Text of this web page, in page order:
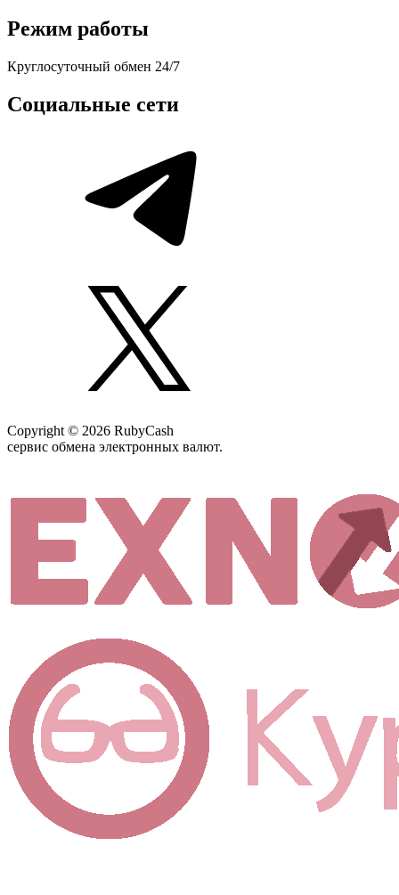
Режим работы
Круглосуточный обмен 24/7
Социальные сети
Copyright © 2026 RubyCash
сервис обмена электронных валют.